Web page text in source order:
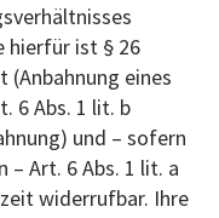
hierfür ist § 26
(Anbahnung eines
6 Abs. 1 lit. b
und – sofern
– Art. 6 Abs. 1 lit. a
widerrufbar. Ihre